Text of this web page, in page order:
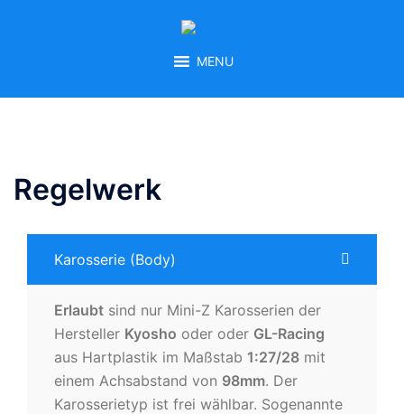
MENU
Regelwerk
Karosserie (Body)
Erlaubt sind nur Mini-Z Karosserien der
Hersteller Kyosho oder oder GL-Racing
aus Hartplastik im Maßstab 1:27/28 mit
einem Achsabstand von 98mm. Der
Karosserietyp ist frei wählbar. Sogenannte